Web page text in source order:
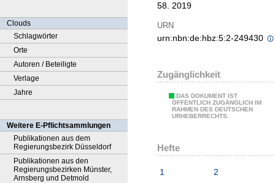
Clouds
Schlagwörter
Orte
Autoren / Beteiligte
Verlage
Jahre
Weitere E-Pflichtsammlungen
Publikationen aus dem
Regierungsbezirk Düsseldorf
Publikationen aus den
Regierungsbezirken Münster,
Arnsberg und Detmold
58. 2019
URN
urn:nbn:de:hbz:5:2-249430
Zugänglichkeit
DAS DOKUMENT IST
ÖFFENTLICH ZUGÄNGLICH IM
RAHMEN DES DEUTSCHEN
URHEBERRECHTS.
Hefte
1
2